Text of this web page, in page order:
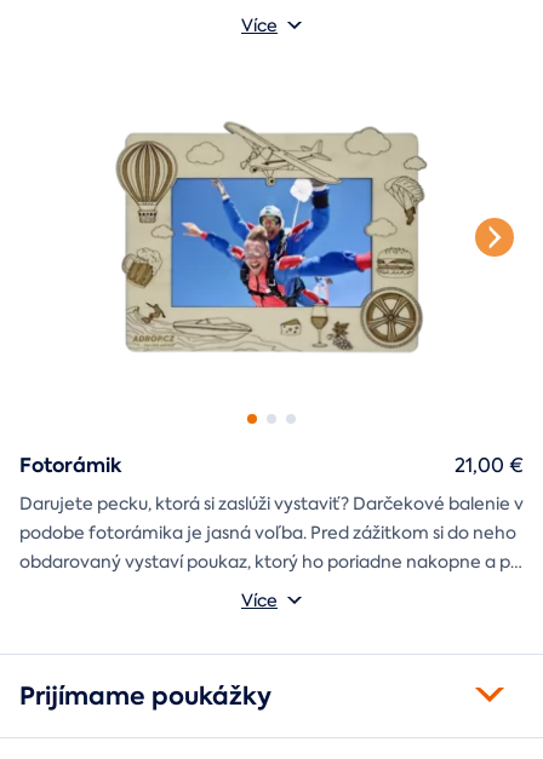
darčekovú skladačku
Vonkajšie rozmery: 20 × 20 × 20 cm
Více
Fotorámik
Darujete pecku, ktorá si zaslúži vystaviť? Darčekové balenie v
podobe fotorámika je jasná voľba. Pred zážitkom si do neho
obdarovaný vystaví poukaz, ktorý ho poriadne nakopne a po
absolvovaní tam poputuje fotka zo zážitku, ktorá pri každom
Môžete vybrať z motívov balónový, tunelový a univerzálny
Více
21,00 €
Prijímame poukážky